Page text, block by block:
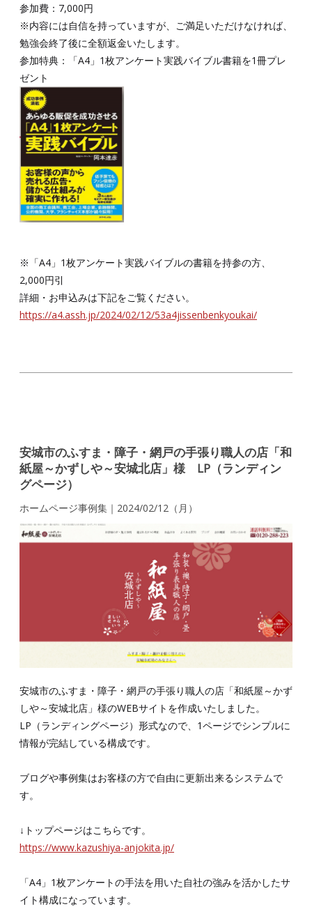
参加費：7,000円
※内容には自信を持っていますが、ご満足いただけなければ、
勉強会終了後に全額返金いたします。
参加特典：「A4」1枚アンケート実践バイブル書籍を1冊プレ
ゼント
※「A4」1枚アンケート実践バイブルの書籍を持参の方、
2,000円引
詳細・お申込みは下記をご覧ください。
https://a4.assh.jp/2024/02/12/53a4jissenbenkyoukai/
安城市のふすま・障子・網戸の手張り職人の店「和
紙屋～かずしや～安城北店」様 LP（ランディン
グページ）
ホームページ事例集｜2024/02/12（月）
安城市のふすま・障子・網戸の手張り職人の店「和紙屋～かず
しや～安城北店」様のWEBサイトを作成いたしました。
LP（ランディングページ）形式なので、1ページでシンプルに
情報が完結している構成です。
ブログや事例集はお客様の方で自由に更新出来るシステムで
す。
↓トップページはこちらです。
https://www.kazushiya-anjokita.jp/
「A4」1枚アンケートの手法を用いた自社の強みを活かしたサ
イト構成になっています。